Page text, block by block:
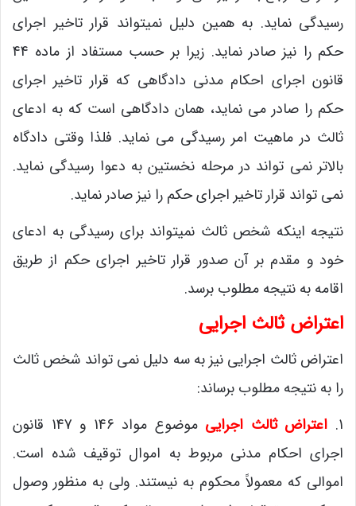
رسیدگی نماید. به همین دلیل نمیتواند قرار تاخیر اجرای
حکم را نیز صادر نماید. زیرا بر حسب مستفاد از ماده 44
قانون اجرای احکام مدنی دادگاهی که قرار تاخیر اجرای
حکم را صادر می نماید، همان دادگاهی است که به ادعای
ثالث در ماهیت امر رسیدگی می نماید. فلذا وقتی دادگاه
بالاتر نمی تواند در مرحله نخستین به دعوا رسیدگی نماید.
نمی تواند قرار تاخیر اجرای حکم را نیز صادر نماید.
نتیجه اینکه شخص ثالث نمیتواند برای رسیدگی به ادعای
خود و مقدم بر آن صدور قرار تاخیر اجرای حکم از طریق
اقامه به نتیجه مطلوب برسد.
اعتراض ثالث اجرایی
اعتراض ثالث اجرایی نیز به سه دلیل نمی تواند شخص ثالث
را به نتیجه مطلوب برساند:
1. اعتراض ثالث اجرایی
موضوع مواد 146 و 147 قانون
اجرای احکام مدنی مربوط به اموال توقیف شده است.
اموالی که معمولاً محکوم به نیستند. ولی به منظور وصول